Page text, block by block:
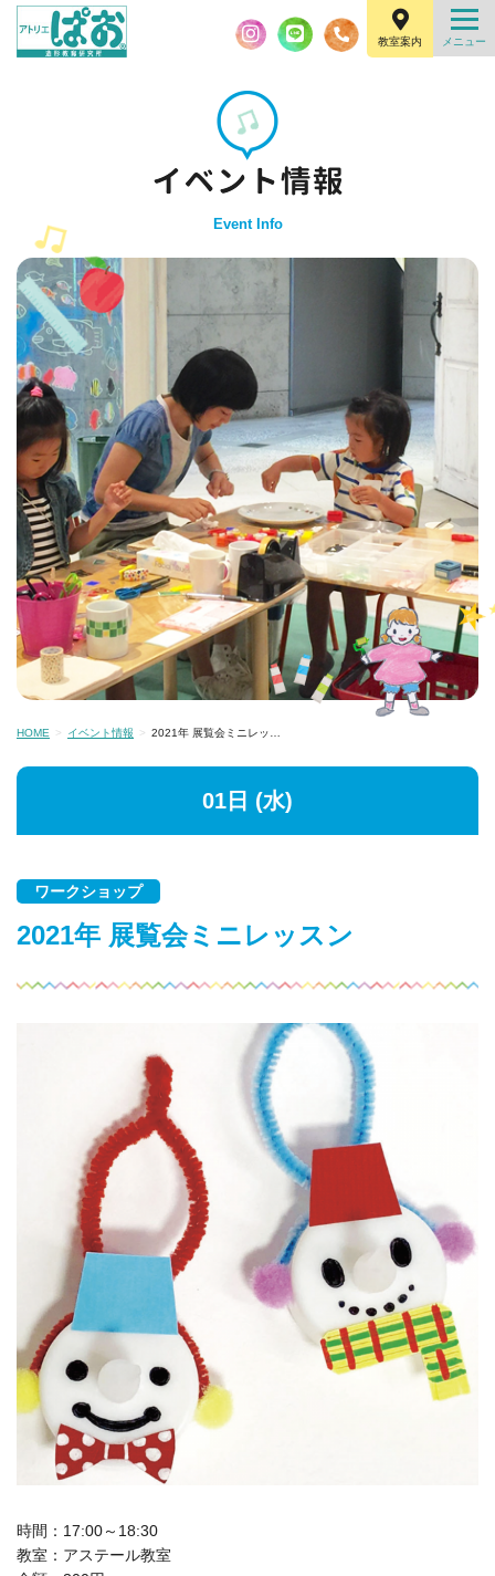
教室案内
Event Info
HOME イベント情報 2021年 展覧会ミニレッ…
01日 (水)
ワークショップ
2021年 展覧会ミニレッスン
時間：17:00～18:30
教室：アステール教室